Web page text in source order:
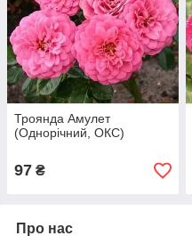
Троянда Амулет
(Однорічний, ОКС)
97 ₴
Про нас